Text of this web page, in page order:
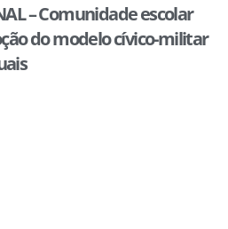
– Comunidade escolar
do modelo cívico-militar